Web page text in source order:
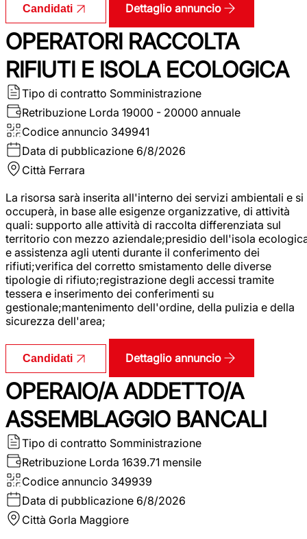
Candidati Dettaglio annuncio
OPERATORI RACCOLTA
RIFIUTI E ISOLA ECOLOGICA
Tipo di contratto Somministrazione
Retribuzione Lorda 19000 - 20000 annuale
Codice annuncio 349941
Data di pubblicazione 6/8/2026
Città Ferrara
La risorsa sarà inserita all'interno dei servizi ambientali e si
occuperà, in base alle esigenze organizzative, di attività
quali: supporto alle attività di raccolta differenziata sul
territorio con mezzo aziendale;presidio dell'isola
e assistenza agli utenti durante il conferimento dei
rifiuti;verifica del corretto smistamento delle diverse
tipologie di rifiuto;registrazione degli accessi tramite
tessera e inserimento dei conferimenti su
gestionale;mantenimento dell'ordine, della pulizia e della
sicurezza dell'area;
Candidati Dettaglio annuncio
OPERAIO/A ADDETTO/A
ASSEMBLAGGIO BANCALI
Tipo di contratto Somministrazione
Retribuzione Lorda 1639.71 mensile
Codice annuncio 349939
Data di pubblicazione 6/8/2026
Città Gorla Maggiore